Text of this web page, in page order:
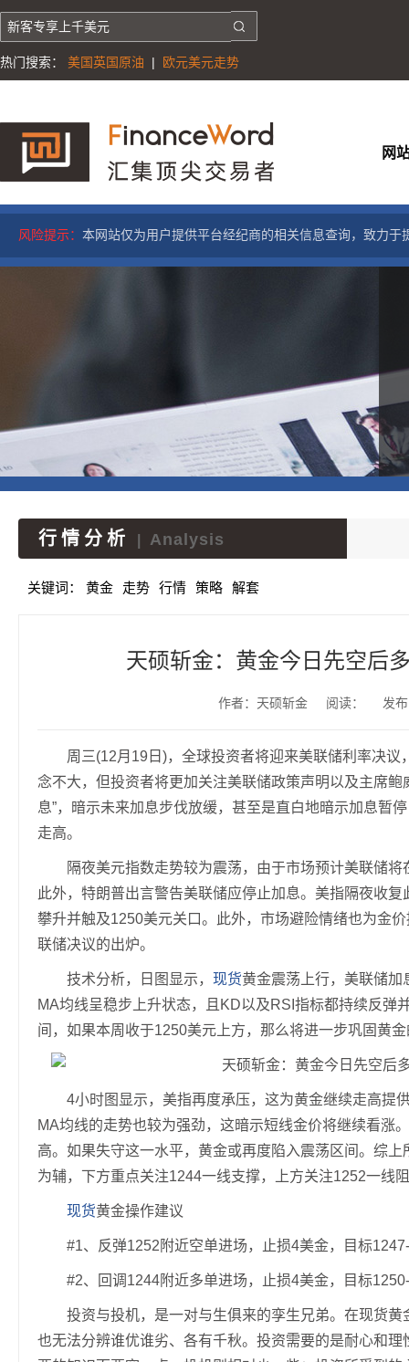
热门搜索： 美国英国原油 | 欧元美元走势
网
风险提示： 本网站仅为用户提供平台经纪商的相关信息查询，致力
行情分析 Analysis
关键词： 黄金 走势 行情 策略 解套
天硕斩金：黄金今日先空后
作者：天硕斩金 阅读： 发
周三(12月19日)，全球投资者将迎来美联储利率决议
念不大，但投资者将更加关注美联储政策声明以及主席
息”，暗示未来加息步伐放缓，甚至是直白地暗示加息暂
走高。
隔夜美元指数走势较为震荡，由于市场预计美联储将
此外，特朗普出言警告美联储应停止加息。美指隔夜收
攀升并触及1250美元关口。此外，市场避险情绪也为金
联储决议的出炉。
技术分析，日图显示， 现货黄金震荡上行，美联储
MA均线呈稳步上升状态，且KD以及RSI指标都持续反弹
间，如果本周收于1250美元上方，那么将进一步巩固黄
4小时图显示，美指再度承压，这为黄金继续走高提
MA均线的走势也较为强劲，这暗示短线金价将继续看涨
高。如果失守这一水平，黄金或再度陷入震荡区间。综
为辅，下方重点关注1244一线支撑，上方关注1252一线
现货黄金操作建议
#1、反弹1252附近空单进场，止损4美金，目标
#2、回调1244附近多单进场，止损4美金，目标
投资与投机，是一对与生俱来的孪生兄弟。在现货黄
也无法分辨谁优谁劣、各有千秋。投资需要的是耐心和